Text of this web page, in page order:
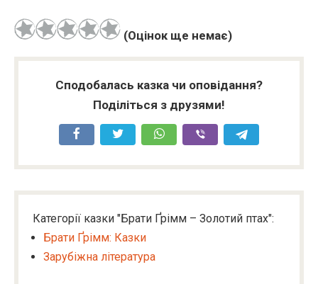
(Оцінок ще немає)
Сподобалась казка чи оповідання?
Поділіться з друзями!
Категорії казки "Брати Ґрімм – Золотий птах":
Брати Ґрімм: Казки
Зарубіжна література